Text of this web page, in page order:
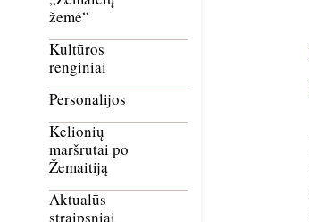
žemė“
Kultūros
renginiai
Personalijos
Kelionių
maršrutai po
Žemaitiją
Aktualūs
straipsniai